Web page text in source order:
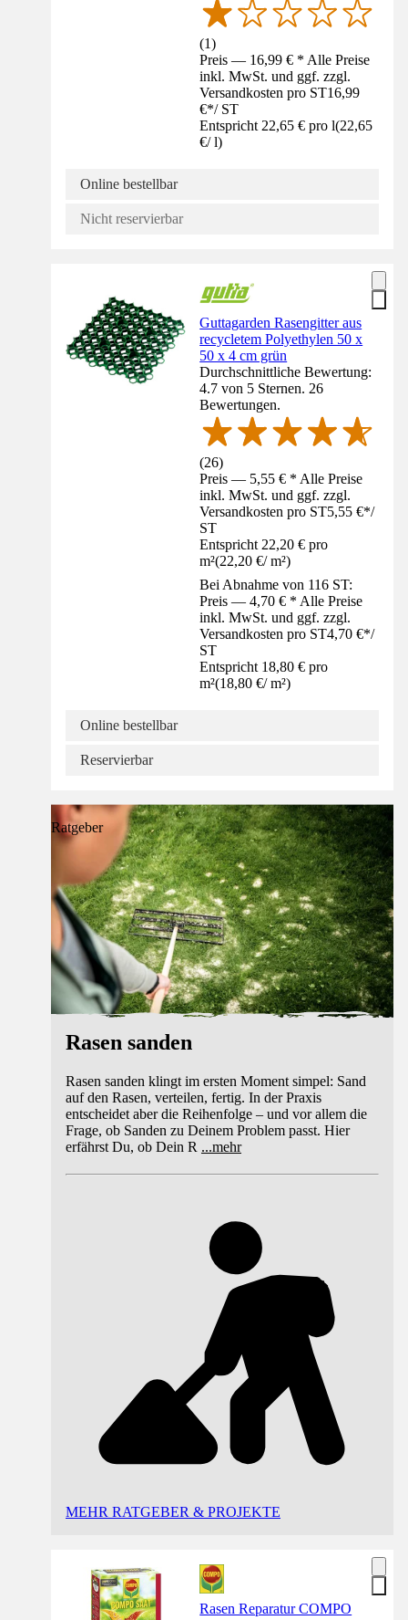
(1)
Preis — 16,99 € * Alle Preise
inkl. MwSt. und ggf. zzgl.
Versandkosten pro ST16,99
€*/ ST
Entspricht 22,65 € pro l(22,65
€/ l)
Online bestellbar
Nicht reservierbar
Guttagarden Rasengitter aus
recycletem Polyethylen 50 x
50 x 4 cm grün
Durchschnittliche Bewertung:
4.7 von 5 Sternen. 26
Bewertungen.
(26)
Preis — 5,55 € * Alle Preise
inkl. MwSt. und ggf. zzgl.
Versandkosten pro ST5,55 €*/
ST
Entspricht 22,20 € pro
m²(22,20 €/ m²)
Bei Abnahme von 116 ST:
Preis — 4,70 € * Alle Preise
inkl. MwSt. und ggf. zzgl.
Versandkosten pro ST4,70 €*/
ST
Entspricht 18,80 € pro
m²(18,80 €/ m²)
Online bestellbar
Reservierbar
Ratgeber
Rasen sanden
Rasen sanden klingt im ersten Moment simpel: Sand
auf den Rasen, verteilen, fertig. In der Praxis
entscheidet aber die Reihenfolge – und vor allem die
Frage, ob Sanden zu Deinem Problem passt. Hier
erfährst Du, ob Dein R ...mehr
MEHR RATGEBER & PROJEKTE
Rasen Reparatur COMPO